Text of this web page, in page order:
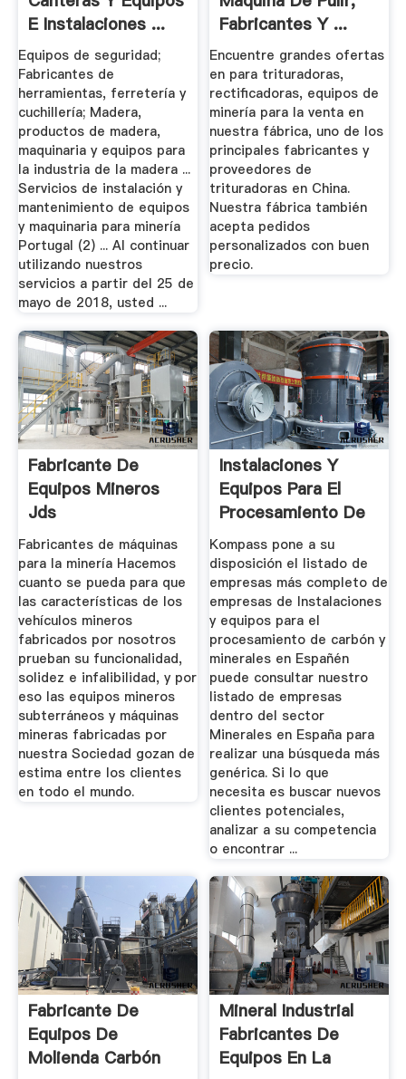
E Instalaciones ...
Equipos de seguridad;
Fabricantes de
herramientas, ferretería y
cuchillería; Madera,
productos de madera,
maquinaria y equipos para
la industria de la madera ...
Servicios de instalación y
mantenimiento de equipos
y maquinaria para minería
Portugal (2) ... Al continuar
utilizando nuestros
servicios a partir del 25 de
mayo de 2018, usted ...
Fabricantes Y ...
Encuentre grandes ofertas
en para trituradoras,
rectificadoras, equipos de
minería para la venta en
nuestra fábrica, uno de los
principales fabricantes y
proveedores de
trituradoras en China.
Nuestra fábrica también
acepta pedidos
personalizados con buen
precio.
Fabricante De
Equipos Mineros
Jds
Fabricantes de máquinas
para la minería Hacemos
cuanto se pueda para que
las características de los
vehículos mineros
fabricados por nosotros
prueban su funcionalidad,
solidez e infalibilidad, y por
eso las equipos mineros
subterráneos y máquinas
mineras fabricadas por
nuestra Sociedad gozan de
estima entre los clientes
en todo el mundo.
Instalaciones Y
Equipos Para El
Procesamiento De
Carbón Y ...
Kompass pone a su
disposición el listado de
empresas más completo de
empresas de Instalaciones
y equipos para el
procesamiento de carbón y
minerales en Españén
puede consultar nuestro
listado de empresas
dentro del sector
Minerales en España para
realizar una búsqueda más
genérica. Si lo que
necesita es buscar nuevos
clientes potenciales,
analizar a su competencia
o encontrar ...
Fabricante De
Equipos De
Molienda Carbón
Mineral Industrial
Fabricantes De
Equipos En La